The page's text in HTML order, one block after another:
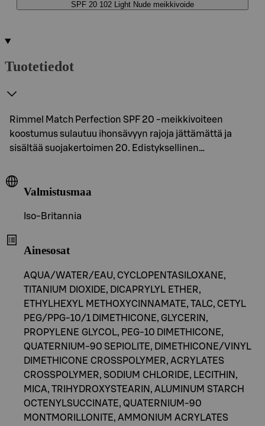
SPF 20 102 Light Nude meikkivoide
Tuotetiedot
Rimmel Match Perfection SPF 20 -meikkivoiteen
koostumus sulautuu ihonsävyyn rajoja jättämättä ja
sisältää suojakertoimen 20. Edistyksellinen…
Valmistusmaa
Iso-Britannia
Ainesosat
AQUA/WATER/EAU, CYCLOPENTASILOXANE,
TITANIUM DIOXIDE, DICAPRYLYL ETHER,
ETHYLHEXYL METHOXYCINNAMATE, TALC, CETYL
PEG/PPG-10/1 DIMETHICONE, GLYCERIN,
PROPYLENE GLYCOL, PEG-10 DIMETHICONE,
QUATERNIUM-90 SEPIOLITE, DIMETHICONE/VINYL
DIMETHICONE CROSSPOLYMER, ACRYLATES
CROSSPOLYMER, SODIUM CHLORIDE, LECITHIN,
MICA, TRIHYDROXYSTEARIN, ALUMINUM STARCH
OCTENYLSUCCINATE, QUATERNIUM-90
MONTMORILLONITE, AMMONIUM ACRYLATES